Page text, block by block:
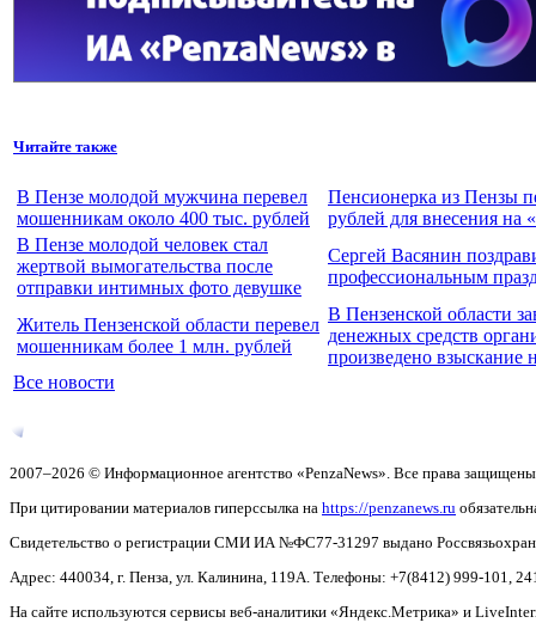
Читайте также
В Пензе молодой мужчина перевел
мошенникам около 400 тыс. рублей
Пенсионерка из Пензы
рублей для внесения на
В Пензе молодой человек стал
жертвой вымогательства после
отправки интимных фото девушке
Сергей Васянин
профессиональным
Житель Пензенской области перевел
мошенникам более 1 млн. рублей
В Пензенской области
денежных средств
произведено взыскание
Все новости
2007–2026 © Информационное агентство «PenzaNews». Все права
При цитировании материалов гиперссылка на https://penzanews.ru
Свидетельство о регистрации СМИ ИА №ФС77-31297 выдано
Адрес: 440034, г. Пенза, ул. Калинина, 119А. Телефоны: +7(8412) 999-101,
На сайте используются сервисы веб-аналитики «Яндекс.Метрика» и